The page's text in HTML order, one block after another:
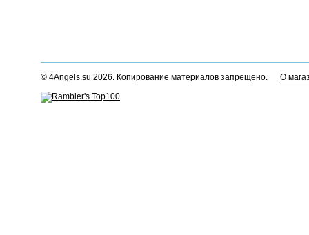
© 4Angels.su 2026. Копирование материалов запрещено. О